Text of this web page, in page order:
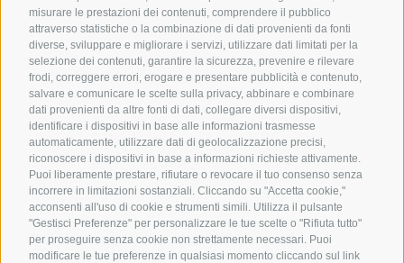
misurare le prestazioni dei contenuti, comprendere il pubblico
attraverso statistiche o la combinazione di dati provenienti da fonti
diverse, sviluppare e migliorare i servizi, utilizzare dati limitati per la
selezione dei contenuti, garantire la sicurezza, prevenire e rilevare
frodi, correggere errori, erogare e presentare pubblicità e contenuto,
salvare e comunicare le scelte sulla privacy, abbinare e combinare
dati provenienti da altre fonti di dati, collegare diversi dispositivi,
identificare i dispositivi in base alle informazioni trasmesse
automaticamente, utilizzare dati di geolocalizzazione precisi,
riconoscere i dispositivi in base a informazioni richieste attivamente.
Puoi liberamente prestare, rifiutare o revocare il tuo consenso senza
incorrere in limitazioni sostanziali. Cliccando su "Accetta cookie,"
acconsenti all'uso di cookie e strumenti simili. Utilizza il pulsante
"Gestisci Preferenze" per personalizzare le tue scelte o "Rifiuta tutto"
per proseguire senza cookie non strettamente necessari. Puoi
modificare le tue preferenze in qualsiasi momento cliccando sul link
Scout d’Europa.
Accetto i termini e condizioni dellaPrivacy Policy
ISCRIVIMI ALLA NEWSLETTER